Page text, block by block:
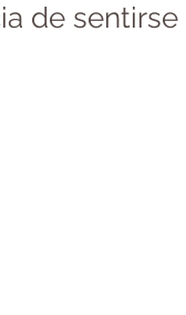
de sentirse